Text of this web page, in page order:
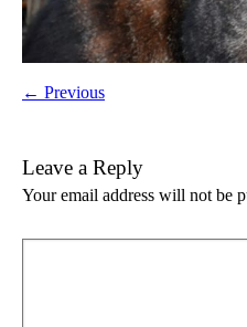
← Previous
Leave a Reply
Your email address will not be